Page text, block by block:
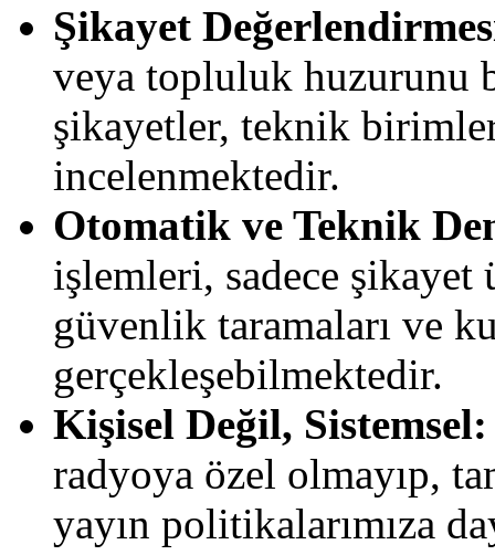
Şikayet
veya topluluk huzurunu
şikayetler, teknik
incelenmektedir.
Otomatik ve Teknik
işlemleri, sadece
güvenlik taramaları ve
gerçekleşebilmektedir.
Kişisel Değil, Sistemsel:
radyoya özel olmayıp,
yayın politikalarımıza